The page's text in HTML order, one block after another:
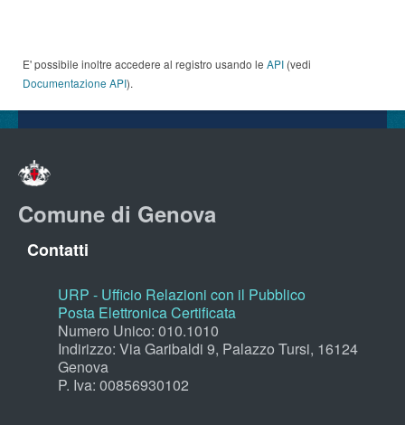
E' possibile inoltre accedere al registro usando le API (vedi
Documentazione API).
Comune di Genova
Contatti
URP - Ufficio Relazioni con il Pubblico
Posta Elettronica Certificata
Numero Unico: 010.1010
Indirizzo: Via Garibaldi 9, Palazzo Tursi, 16124
Genova
P. Iva: 00856930102